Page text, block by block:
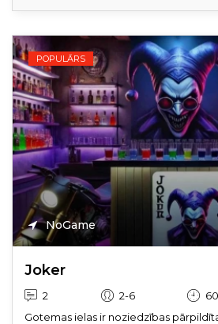
POPULĀRS
NoGame
Joker
2 2-6
Gotemas ielas ir noziedzības